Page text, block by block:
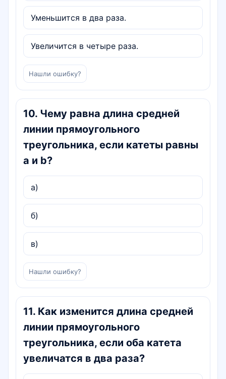
Уменьшится в два раза.
Увеличится в четыре раза.
Нашли ошибку?
10. Чему равна длина средней
линии прямоугольного
треугольника, если катеты равны
a и b?
а)
б)
в)
Нашли ошибку?
11. Как изменится длина средней
линии прямоугольного
треугольника, если оба катета
увеличатся в два раза?